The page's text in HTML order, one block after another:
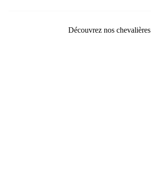
Découvrez nos chevalières